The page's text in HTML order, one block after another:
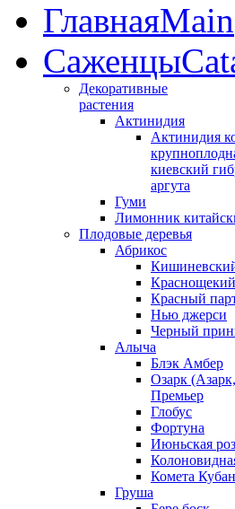
ГлавнаяMain
Саженцы
Декоративные
растения
Актинидия
Актинидия
киевский
аргута
Гуми
Лимонник
Плодовые деревья
Абрикос
Краснощекий
Красный
Нью джерси
Черный
Алыча
Блэк Амбер
Озарк
Премьер
Глобус
Фортуна
Июньская
Комета
Груша